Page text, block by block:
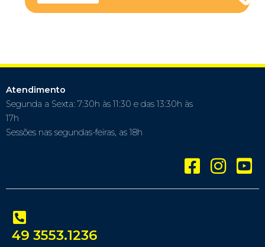
Atendimento
Segunda a Sexta: 7:30h às 11:30 e das 13:30h às
17h
Sessões nas segundas-feiras, as 18h
49 3553.1236